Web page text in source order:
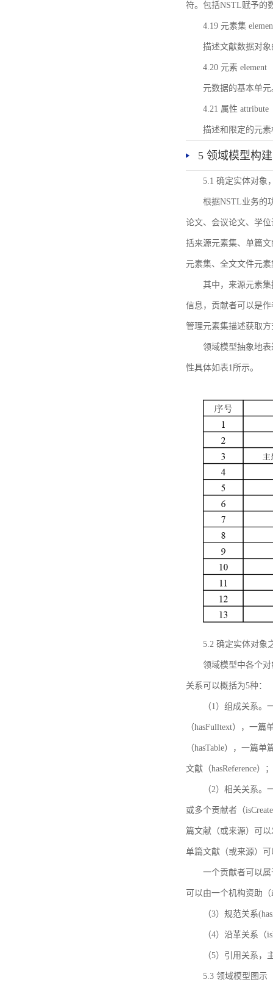
符。包括NSTL赋予的
4.19 元素集
描述文献数据对
4.20 元素 element
元数据的基本单元
4.21 属性 attribute
描述和限定的元
5 领域模型构建
5.1 确定实体对象
根据NSTL业务的
论文、会议论文、学
括来源元素集、单篇
元素集、全文文件元
其中，来源元素
信息，贡献者可以是
管理元素集描述获取
领域模型抽象地
性具体如表1所示。
5.2 确定实体对象
领域模型中各个
关系可以概括为5种：
（1）组成关系
（hasFulltext），一
（hasTable），一篇
文献（hasReference）；
（2）相关关系
或多个贡献者（
篇文献（或来源）可
单篇文献（或来源）可
一个贡献者可以
可以由一个机构资助（
（3）规范关系
（4）沿革关系
（5）引用关系，
5.3 领域模型图示